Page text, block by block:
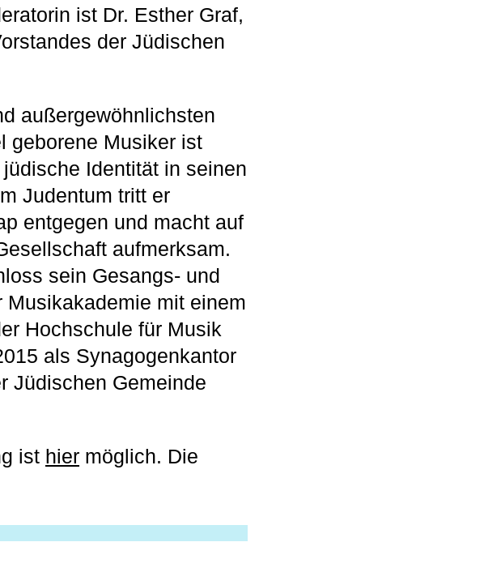
ist Dr. Esther Graf,
der Jüdischen
außergewöhnlichsten
geborene Musiker ist
Identität in seinen
Judentum tritt er
entgegen und macht auf
aufmerksam.
sein Gesangs- und
mit einem
Hochschule für Musik
als Synagogenkantor
Jüdischen Gemeinde
ist hier möglich. Die